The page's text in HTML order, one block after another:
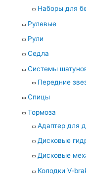
Наборы для
Рулевые
Рули
Седла
Системы
Передние
Спицы
Тормоза
Адаптер для
Дисковые
Дисковые
Колодки V-